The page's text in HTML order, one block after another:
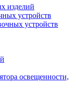
изделий
устройств
устройств
освещенности,